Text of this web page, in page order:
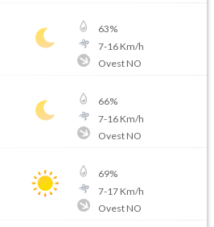
63%
7-16Km/h
Ovest NO
66%
7-16Km/h
Ovest NO
69%
7-17Km/h
Ovest NO